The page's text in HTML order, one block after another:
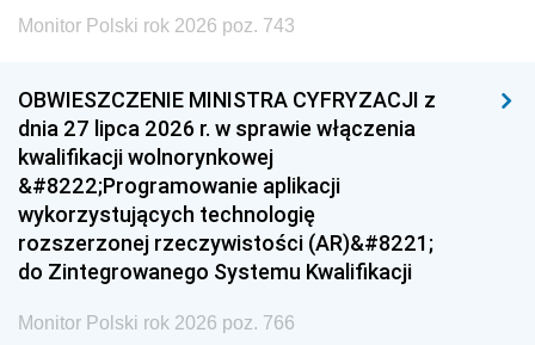
Monitor Polski rok 2026 poz. 743
OBWIESZCZENIE MINISTRA CYFRYZACJI z
dnia 27 lipca 2026 r. w sprawie włączenia
kwalifikacji wolnorynkowej
&#8222;Programowanie aplikacji
wykorzystujących technologię
rozszerzonej rzeczywistości (AR)&#8221;
do Zintegrowanego Systemu Kwalifikacji
Monitor Polski rok 2026 poz. 766